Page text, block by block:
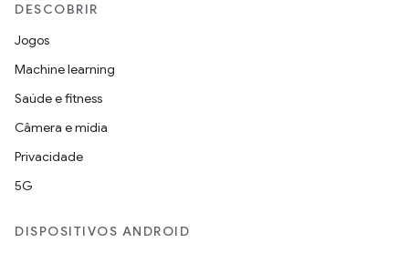
DESCOBRIR
Jogos
Machine learning
Saúde e fitness
Câmera e mídia
Privacidade
5G
DISPOSITIVOS ANDROID